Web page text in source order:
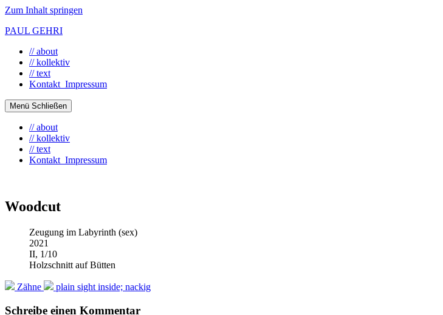
Zum Inhalt springen
PAUL GEHRI
// about
// kollektiv
// text
Kontakt_Impressum
Menü Schließen
// about
// kollektiv
// text
Kontakt_Impressum
Woodcut
Zeugung im Labyrinth (sex)
2021
II, 1/10
Holzschnitt auf Bütten
Zähne plain sight inside; nackig
Schreibe einen Kommentar